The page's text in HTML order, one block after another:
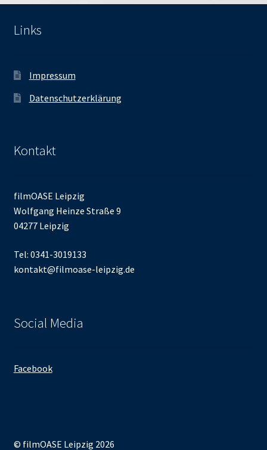
Links
Impressum
Datenschutzerklärung
Kontakt
filmOASE Leipzig
Wolfgang Heinze Straße 9
04277 Leipzig
Tel: 0341-3019133
kontakt@filmoase-leipzig.de
Social Media
Facebook
© filmOASE Leipzig 2026